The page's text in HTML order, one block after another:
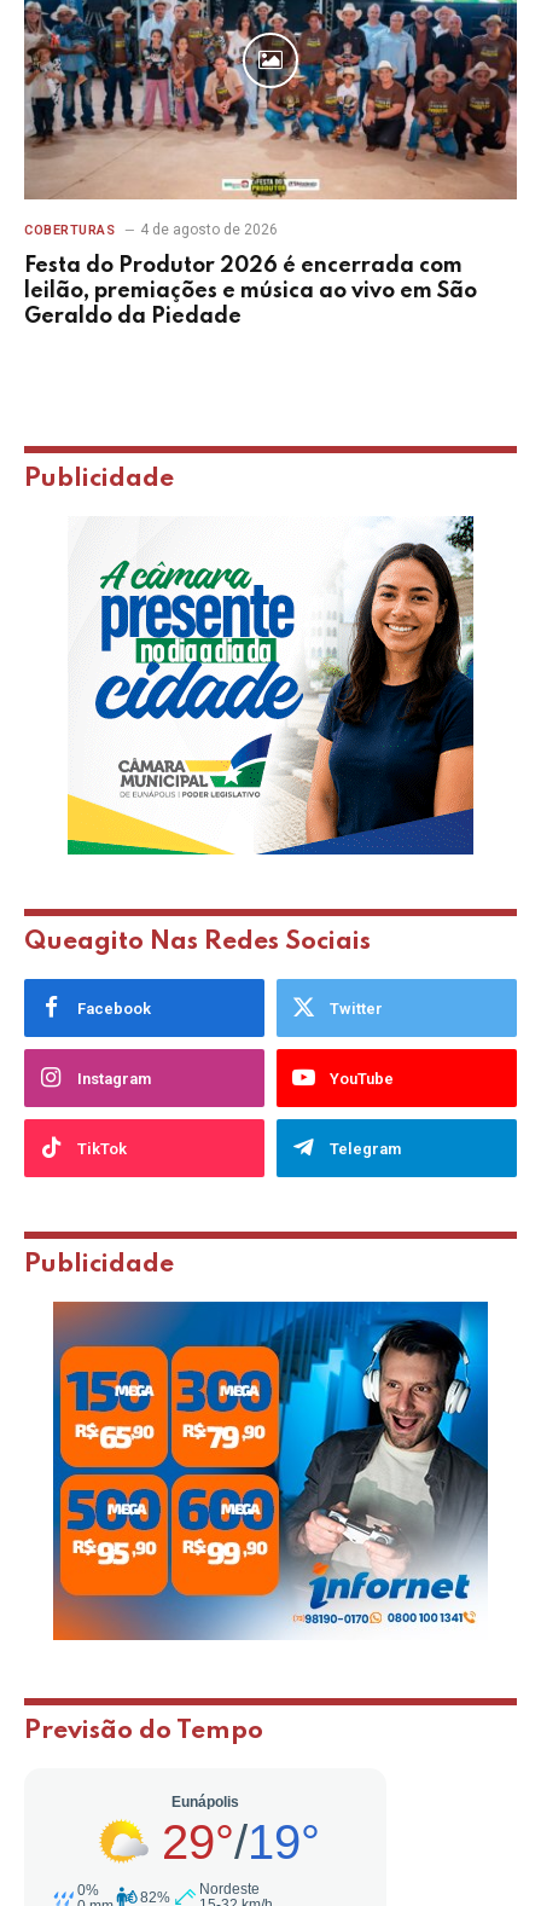
COBERTURAS 4 de agosto de 2026
Festa do Produtor 2026 é encerrada com
leilão, premiações e música ao vivo em São
Geraldo da Piedade
Publicidade
Queagito Nas Redes Sociais
Facebook Twitter
Instagram YouTube
TikTok Telegram
Publicidade
Previsão do Tempo